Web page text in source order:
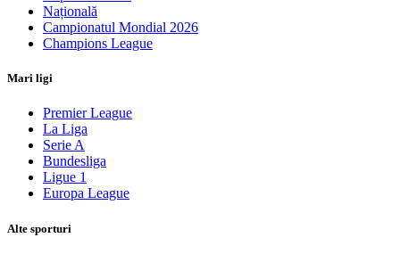
Națională
Campionatul Mondial 2026
Champions League
Mari ligi
Premier League
La Liga
Serie A
Bundesliga
Ligue 1
Europa League
Alte sporturi